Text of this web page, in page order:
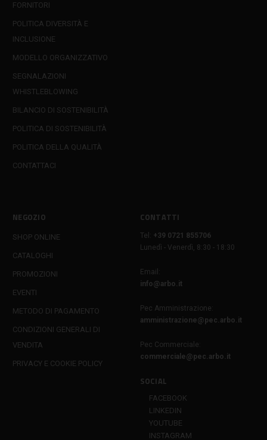
FORNITORI
POLITICA DIVERSITÀ E
INCLUSIONE
MODELLO ORGANIZZATIVO
SEGNALAZIONI
WHISTLEBLOWING
BILANCIO DI SOSTENIBILITÀ
POLITICA DI SOSTENIBILITÀ
POLITICA DELLA QUALITÀ
CONTATTACI
NEGOZIO
SHOP ONLINE
CATALOGHI
PROMOZIONI
EVENTI
METODO DI PAGAMENTO
CONDIZIONI GENERALI DI
VENDITA
PRIVACY E COOKIE POLICY
CONTATTI
Tel:
+39 0721 855706
Lunedì - Venerdì, 8:30 - 18:30
Email:
info@arbo.it
Pec Amministrazione:
amministrazione@pec.arbo.it
Pec Commerciale:
commerciale@pec.arbo.it
SOCIAL
FACEBOOK
LINKEDIN
YOUTUBE
INSTAGRAM